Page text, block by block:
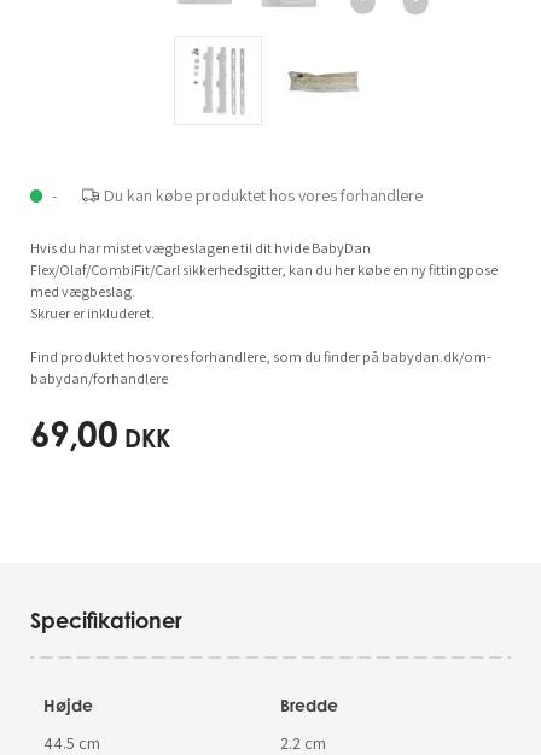
- Du kan købe produktet hos vores forhandlere
Hvis du har mistet vægbeslagene til dit hvide BabyDan
Flex/Olaf/CombiFit/Carl sikkerhedsgitter, kan du her købe en ny fittingpose
med vægbeslag.
Skruer er inkluderet.
Find produktet hos vores forhandlere, som du finder på babydan.dk/om-
babydan/forhandlere
69,00 DKK
Specifikationer
Højde
44.5 cm
Bredde
2.2 cm